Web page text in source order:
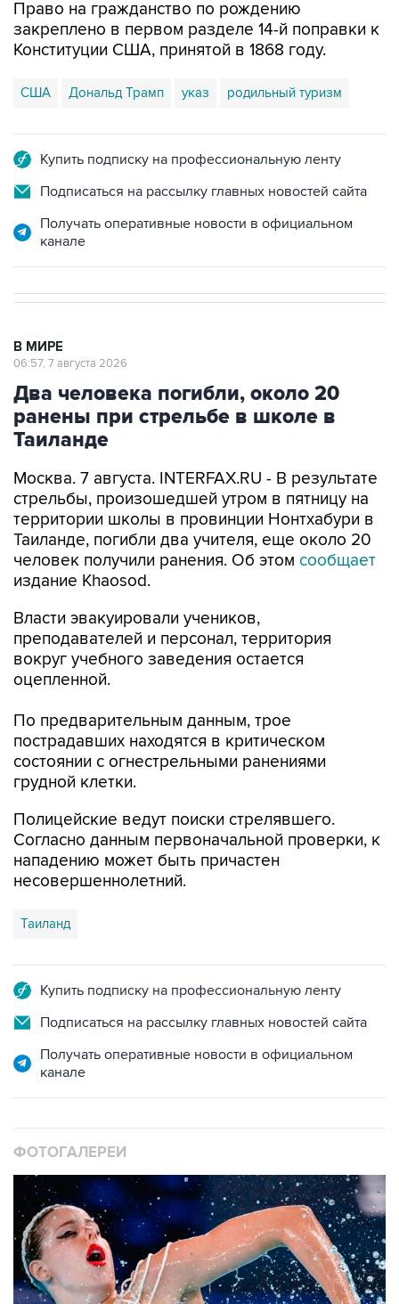
Право на гражданство по рождению
закреплено в первом разделе 14-й поправки к
Конституции США, принятой в 1868 году.
США Дональд Трамп указ родильный туризм
Купить подписку на профессиональную ленту
Подписаться на рассылку главных новостей сайта
Получать оперативные новости в официальном
канале
В МИРЕ
06:57, 7 августа 2026
Два человека погибли, около 20
ранены при стрельбе в школе в
Таиланде
Москва. 7 августа. INTERFAX.RU - В результате
стрельбы, произошедшей утром в пятницу на
территории школы в провинции Нонтхабури в
Таиланде, погибли два учителя, еще около 20
человек получили ранения. Об этом сообщает
издание Khaosod.
Власти эвакуировали учеников,
преподавателей и персонал, территория
вокруг учебного заведения остается
оцепленной.
По предварительным данным, трое
пострадавших находятся в критическом
состоянии с огнестрельными ранениями
грудной клетки.
Полицейские ведут поиски стрелявшего.
Согласно данным первоначальной проверки, к
нападению может быть причастен
несовершеннолетний.
Таиланд
Купить подписку на профессиональную ленту
Подписаться на рассылку главных новостей сайта
Получать оперативные новости в официальном
канале
ФОТОГАЛЕРЕИ